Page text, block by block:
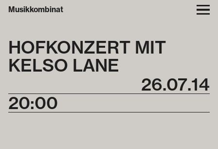
Musikkombinat
HOFKONZERT MIT
KELSO LANE
26.07.14
20:00